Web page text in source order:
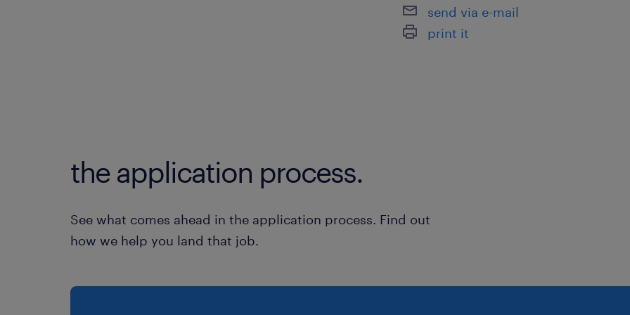
aperta a qualsiasi persona nel
(https://www.randstad.it/privacy/) ai
send via e-mail
print it
the application process.
See what comes ahead in the application process. Find out
how we help you land that job.